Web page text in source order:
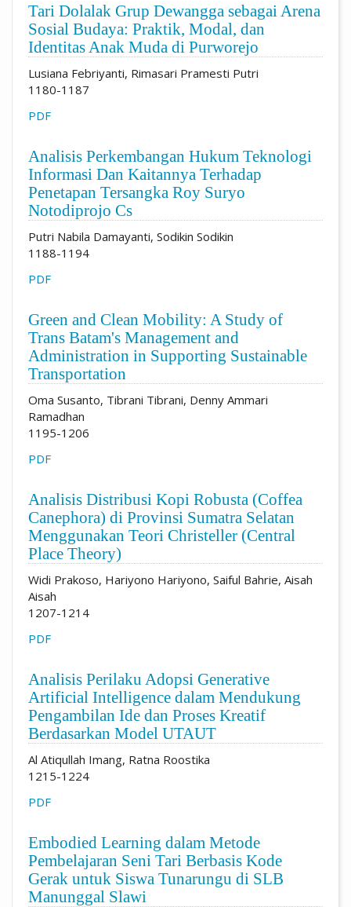
Tari Dolalak Grup Dewangga sebagai Arena
Sosial Budaya: Praktik, Modal, dan
Identitas Anak Muda di Purworejo
Lusiana Febriyanti, Rimasari Pramesti Putri
1180-1187
PDF
Analisis Perkembangan Hukum Teknologi
Informasi Dan Kaitannya Terhadap
Penetapan Tersangka Roy Suryo
Notodiprojo Cs
Putri Nabila Damayanti, Sodikin Sodikin
1188-1194
PDF
Green and Clean Mobility: A Study of
Trans Batam's Management and
Administration in Supporting Sustainable
Transportation
Oma Susanto, Tibrani Tibrani, Denny Ammari
Ramadhan
1195-1206
PDF
Analisis Distribusi Kopi Robusta (Coffea
Canephora) di Provinsi Sumatra Selatan
Menggunakan Teori Christeller (Central
Place Theory)
Widi Prakoso, Hariyono Hariyono, Saiful Bahrie, Aisah
Aisah
1207-1214
PDF
Analisis Perilaku Adopsi Generative
Artificial Intelligence dalam Mendukung
Pengambilan Ide dan Proses Kreatif
Berdasarkan Model UTAUT
Al Atiqullah Imang, Ratna Roostika
1215-1224
PDF
Embodied Learning dalam Metode
Pembelajaran Seni Tari Berbasis Kode
Gerak untuk Siswa Tunarungu di SLB
Manunggal Slawi